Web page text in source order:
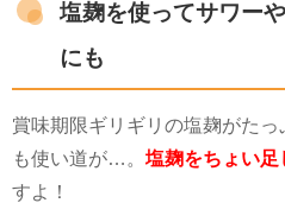
塩麹を使ってサワー
にも
賞味期限ギリギリの塩麹がた
も使い道が… 。 塩麹をちょい足
すよ！